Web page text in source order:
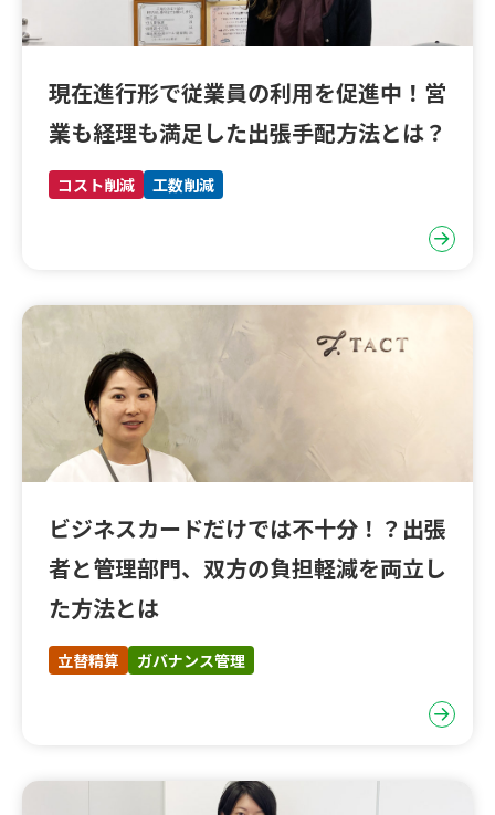
現在進行形で従業員の利用を促進中！営
業も経理も満足した出張手配方法とは？
コスト削減 工数削減
ビジネスカードだけでは不十分！？出張
者と管理部門、双方の負担軽減を両立し
た方法とは
立替精算 ガバナンス管理